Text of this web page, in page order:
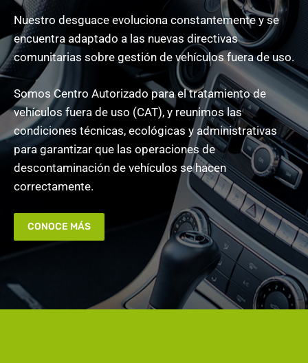
Nuestro desguace evoluciona constantemente y se
encuentra adaptado a las nuevas directivas
comunitarias sobre gestión de vehículos fuera de uso.
Somos Centro Autorizado para el tratamiento de
vehículos fuera de uso (CAT), y reunimos las
condiciones técnicas, ecológicas y administrativas
para garantizar que las operaciones de
descontaminación de vehículos se hacen
correctamente.
CONOCE MÁS